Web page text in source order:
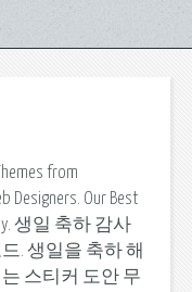
from
Designers. Our Best
생일 축하 감사
. 생일을 축하 해
스티커 도안 무